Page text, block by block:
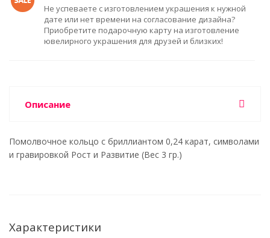
Не успеваете с изготовлением украшения к нужной
дате или нет времени на согласование дизайна?
Приобретите подарочную карту на изготовление
ювелирного украшения для друзей и близких!
Описание
Помолвочное кольцо с бриллиантом 0,24 карат, символами
и гравировкой Рост и Развитие (Вес 3 гр.)
Характеристики